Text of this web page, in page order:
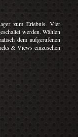
zum Erlebnis. Vier
werden. Wählen
dem aufgerufenen
& Views einzusehen